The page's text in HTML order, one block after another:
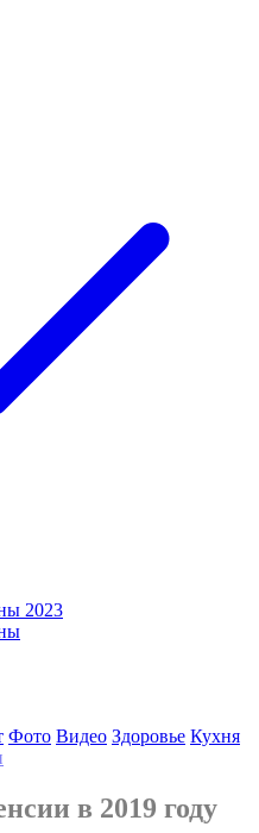
2023
Фото Видео Здоровье Кухня
в 2019 году